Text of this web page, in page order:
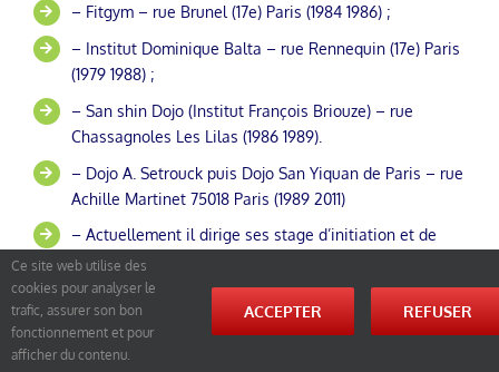
– Fitgym – rue Brunel (17e) Paris (1984 1986) ;
– Institut Dominique Balta – rue Rennequin (17e) Paris
(1979 1988) ;
– San shin Dojo (Institut François Briouze) – rue
Chassagnoles Les Lilas (1986 1989).
– Dojo A. Setrouck puis Dojo San Yiquan de Paris – rue
Achille Martinet 75018 Paris (1989 2011)
– Actuellement il dirige ses stage d’initiation et de
perfectionnement (Master Class) en France et Dom
Tom (Guyane, Réunion), dans la CEE (Italie) et à
l’étranger (Québec, Liban).
Ce site web utilise des
cookies pour analyser le
trafic, assurer son bon
fonctionnement et pour
afficher du contenu.
ACCEPTER REFUSER